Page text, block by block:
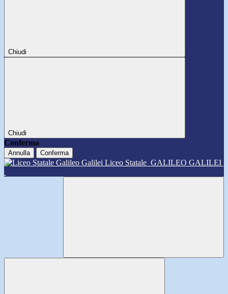
Chiudi
Chiudi
Conferma
Annulla Conferma
Liceo Statale GALILEO GALILEI